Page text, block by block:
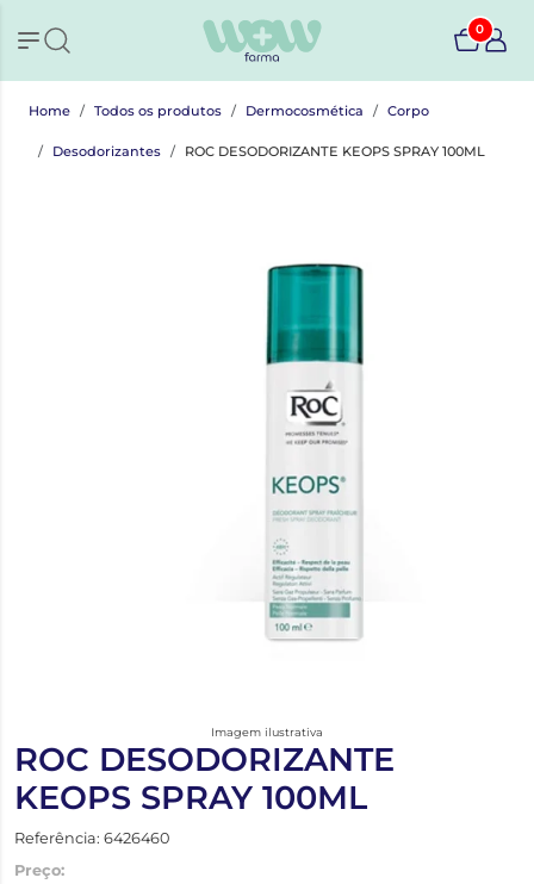
0
Home Todos os produtos Dermocosmética Corpo
Desodorizantes ROC DESODORIZANTE KEOPS SPRAY 100ML
Imagem ilustrativa
ROC DESODORIZANTE
KEOPS SPRAY 100ML
Referência: 6426460
Preço: